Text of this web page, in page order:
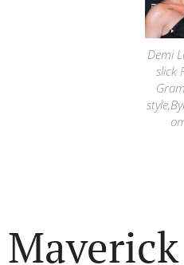
Demi
slick